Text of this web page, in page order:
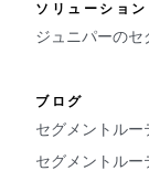
ソリューション
ジュニパーのセ
ブログ
セグメントルー
セグメントルー